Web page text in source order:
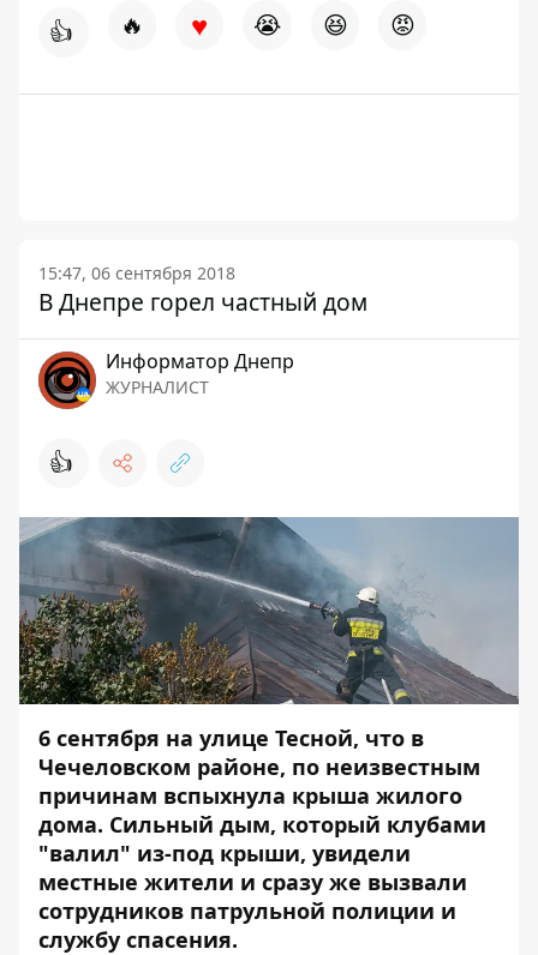
👍 🔥 ♥ 😭 😆 😡
15:47, 06 сентября 2018
В Днепре горел частный дом
Информатор Днепр
ЖУРНАЛИСТ
👍
6 сентября на улице Тесной, что в
Чечеловском районе, по неизвестным
причинам вспыхнула крыша жилого
дома. Сильный дым, который клубами
"валил" из-под крыши, увидели
местные жители и сразу же вызвали
сотрудников патрульной полиции и
службу спасения.